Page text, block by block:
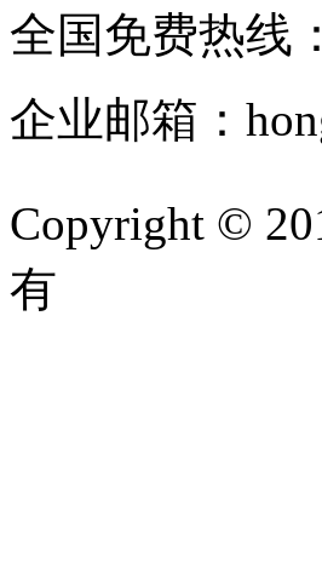
全国免费热线
企业邮箱：
Copyright ©
有